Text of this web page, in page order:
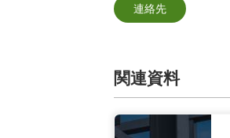
連絡先
関連資料